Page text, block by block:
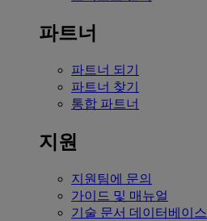
파트너
파트너 되기
파트너 찾기
통합 파트너
지원
지원팀에 문의
가이드 및 매뉴얼
기술 문서 데이터베이스